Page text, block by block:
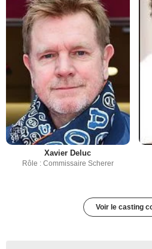
Xavier Deluc
Rôle : Commissaire Scherer
Voir le casting